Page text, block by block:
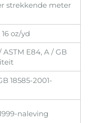
strekkende meter
oz/yd
ASTM E84, A / GB
18585-2001-
naleving